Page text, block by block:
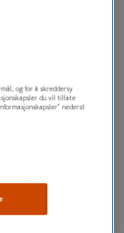
og for å skreddersy
du vil tillate
nederst